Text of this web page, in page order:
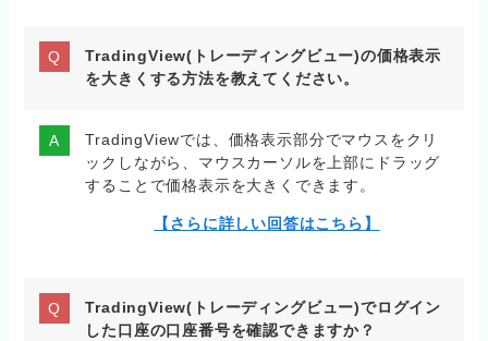
TradingView(トレーディングビュー)の価格表示
を大きくする方法を教えてください。
TradingViewでは、価格表示部分でマウスをクリ
ックしながら、マウスカーソルを上部にドラッグ
することで価格表示を大きくできます。
【さらに詳しい回答はこちら】
TradingView(トレーディングビュー)でログイン
した口座の口座番号を確認できますか？